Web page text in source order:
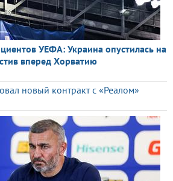
УЕФА: Украина опустилась на
вперед Хорватию
новый контракт с «Реалом»